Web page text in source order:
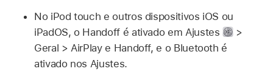
No iPod touch e outros dispositivos iOS ou
iPadOS, o Handoff é ativado em Ajustes
>
Geral > AirPlay e Handoff, e o Bluetooth é
ativado nos Ajustes.